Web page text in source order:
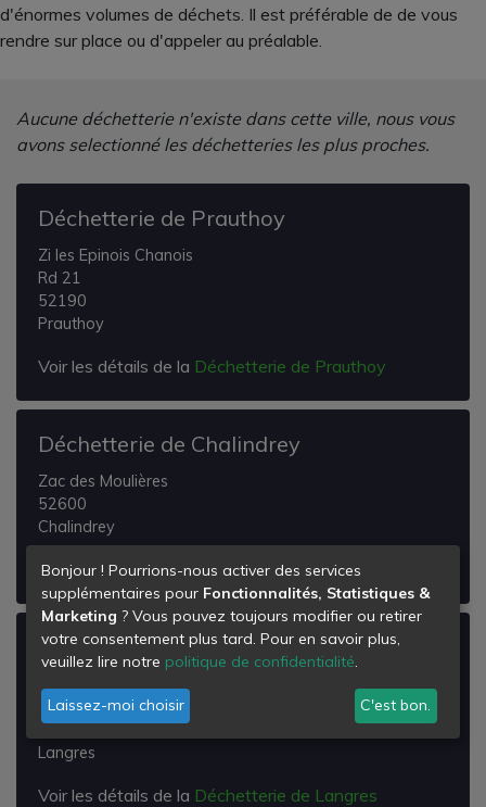
d'énormes volumes de déchets. Il est préférable de de vous
rendre sur place ou d'appeler au préalable.
Aucune déchetterie n'existe dans cette ville, nous vous
avons selectionné les déchetteries les plus proches.
Déchetterie de Prauthoy
Zi les Epinois Chanois
Rd 21
52190
Prauthoy
Voir les détails de la Déchetterie de Prauthoy
Déchetterie de Chalindrey
Zac des Moulières
52600
Chalindrey
Voir les détails de laDéchetterie de Chalindrey
Déchetterie de Langres
Zi des Franchises
Rue de l'Etoile de Langres
52200
Langres
Voir les détails de la Déchetterie de Langres
Bonjour ! Pourrions-nous activer des services
supplémentaires pour Fonctionnalités, Statistiques &
Marketing ? Vous pouvez toujours modifier ou retirer
votre consentement plus tard. Pour en savoir plus,
veuillez lire notre politique de confidentialité.
Laissez-moi choisir C'est bon.